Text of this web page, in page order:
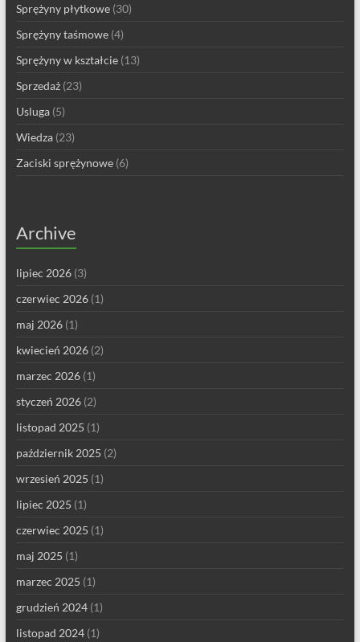
Sprężyny płytkowe(30)
Sprężyny taśmowe(4)
Sprężyny w kształcie(13)
Sprzedaż(23)
Usluga(5)
Wiedza(23)
Zaciski sprężynowe(6)
Archive
lipiec 2026(3)
czerwiec 2026(1)
maj 2026(1)
kwiecień 2026(2)
marzec 2026(1)
styczeń 2026(2)
listopad 2025 (1)
październik 2025 (2)
wrzesień 2025 (1)
lipiec 2025 (1)
czerwiec 2025 (1)
maj 2025 (1)
marzec 2025 (1)
grudzień 2024(1)
listopad 2024(1)